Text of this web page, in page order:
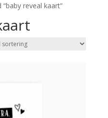
reveal kaart”